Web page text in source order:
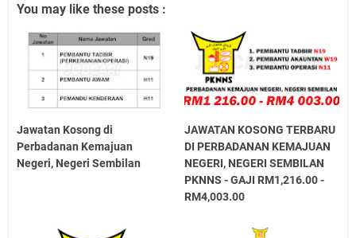
You may like these posts :
Jawatan Kosong di
Perbadanan Kemajuan
Negeri, Negeri Sembilan
JAWATAN KOSONG TERBARU
DI PERBADANAN KEMAJUAN
NEGERI, NEGERI SEMBILAN
PKNNS - GAJI RM1,216.00 -
RM4,003.00